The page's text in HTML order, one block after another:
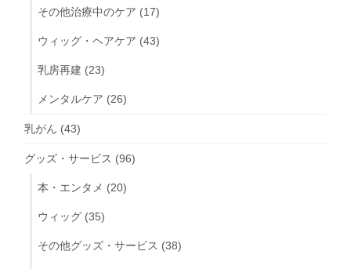
その他治療中のケア (17)
ウィッグ・ヘアケア (43)
乳房再建 (23)
メンタルケア (26)
乳がん (43)
グッズ・サービス (96)
本・エンタメ (20)
ウィッグ (35)
その他グッズ・サービス (38)